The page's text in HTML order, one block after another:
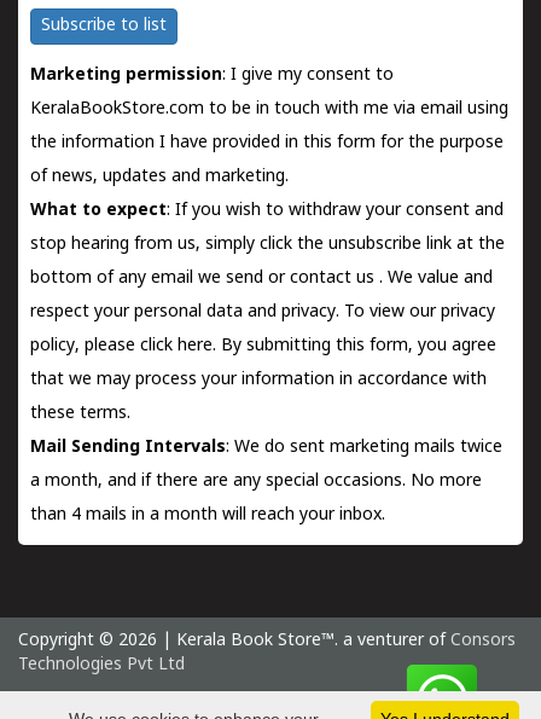
Subscribe to list
Marketing permission: I give my consent to
KeralaBookStore.com to be in touch with me via email using
the information I have provided in this form for the purpose
of news, updates and marketing.
What to expect: If you wish to withdraw your consent and
stop hearing from us, simply click the unsubscribe link at the
bottom of any email we send orcontact us . We value and
respect your personal data and privacy. To view our privacy
policy, please click here. By submitting this form, you agree
that we may process your information in accordance with
these terms.
Mail Sending Intervals: We do sent marketing mails twice
a month, and if there are any special occasions. No more
than 4 mails in a month will reach your inbox.
Copyright © 2026 | Kerala Book Store™. a venturer of Consors
Technologies Pvt Ltd
Friday 7 August, 2026 IST